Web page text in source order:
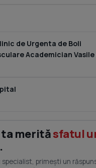
de Urgenta de Boli
Academician Vasile
ta merităsfatul
.
primești un